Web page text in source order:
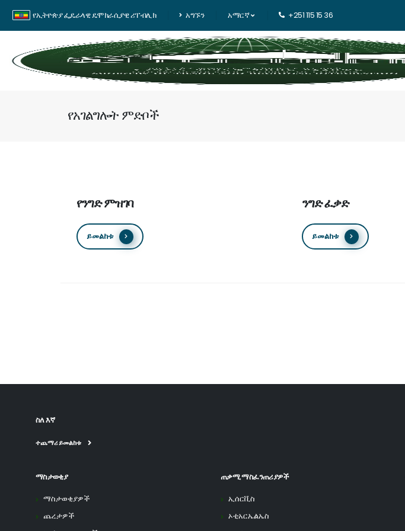
የኢትዮጵያ ፌዴራላዊ ዴሞክራሲያዊ ሪፐብሊክ አግኙን አማርኛ +251 115 15 36
የአገልግሎት ምድቦች
የንግድ ምዝገባ
ይመልከቱ
ንግድ ፈቃድ
ይመልከቱ
ስለ እኛ
ተጨማሪ ይመልከቱ
ማስታወቂያ
ማስታወቂያዎች
ጨረታዎች
ጠቃሚ ማስፈንጠሪያዎች
ኢሰርቪስ
ኦቲአርኤልኤስ